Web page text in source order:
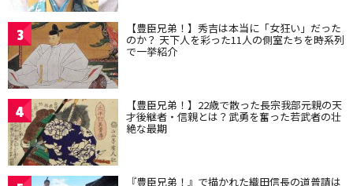
3 【豊臣兄弟！】秀吉は本当に「女狂い」だった
のか？ 天下人を彩った11人の側室たちを時系列
で一挙紹介
4 【豊臣兄弟！】22歳で散った長宗我部元親の天
才後継者・信親とは？武勇を奮った若武者の壮
絶な最期
『豊臣兄弟！』で描かれた織田信長の道普請は